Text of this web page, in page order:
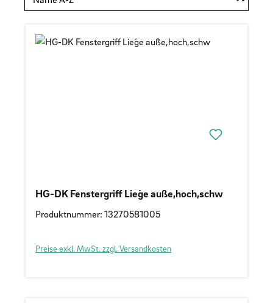
HG-DK Fenstergriff Lieǵe auße,hoch,schw
Produktnummer: 13270581005
Preise exkl. MwSt. zzgl. Versandkosten